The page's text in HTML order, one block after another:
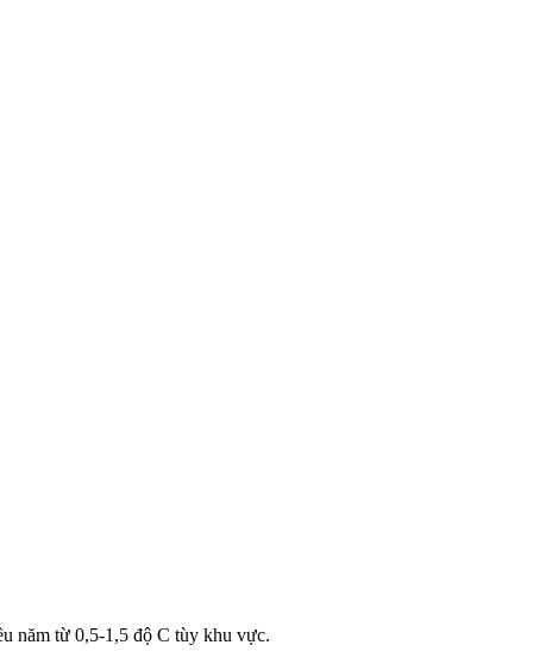
năm từ 0,5-1,5 độ C tùy khu vực.